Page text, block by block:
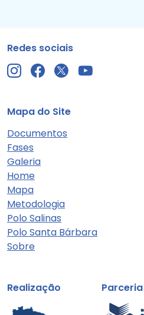
Redes sociais
Mapa do Site
Documentos
Fases
Galeria
Home
Mapa
Metodologia
Polo Salinas
Polo Santa Bárbara
Sobre
Realização Parceria